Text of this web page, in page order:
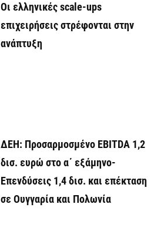
Οι ελληνικές scale-ups
επιχειρήσεις στρέφονται στην
ανάπτυξη
ΔΕΗ: Προσαρμοσμένο EBITDA 1,2
δισ. ευρώ στο α΄ εξάμηνο-
Επενδύσεις 1,4 δισ. και επέκταση
σε Ουγγαρία και Πολωνία